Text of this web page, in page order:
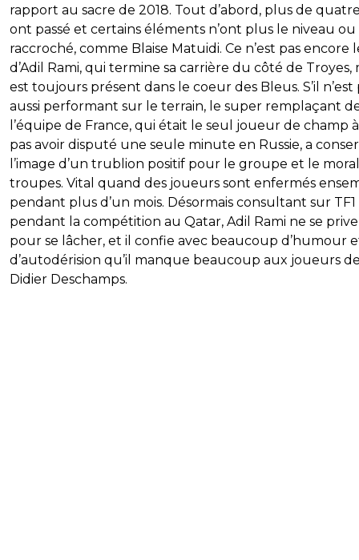
rapport au sacre de 2018. Tout d’abord, plus de
ont passé et certains éléments n’ont plus le niveau
raccroché, comme Blaise Matuidi. Ce n’est pas encore
d’Adil Rami, qui termine sa carrière du côté de Troyes,
est toujours présent dans le coeur des Bleus. S’il n’est
aussi performant sur le terrain, le super remplaçant
l’équipe de France, qui était le seul joueur de champ
pas avoir disputé une seule minute en Russie, a
l’image d’un trublion positif pour le groupe et le
troupes. Vital quand des joueurs sont enfermés
pendant plus d’un mois. Désormais consultant sur TF1
pendant la compétition au Qatar, Adil Rami ne se prive
pour se lâcher, et il confie avec beaucoup d’humour
d’autodérision qu’il manque beaucoup aux joueurs
Didier Deschamps.